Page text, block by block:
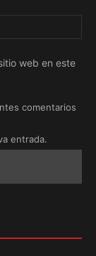
web en este
comentarios
entrada.